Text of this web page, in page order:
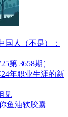
国人（不是）：
第 3658期）
年职业生涯的新
见
鱼油软胶囊